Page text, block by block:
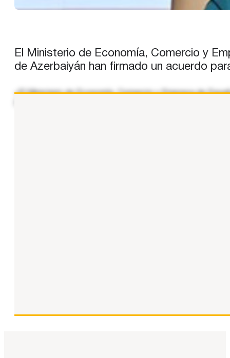
El Ministerio de Economía, Comercio y
de Azerbaiyán han firmado un acuerdo
«El Ministerio de Economía, Comercio y Empresa de